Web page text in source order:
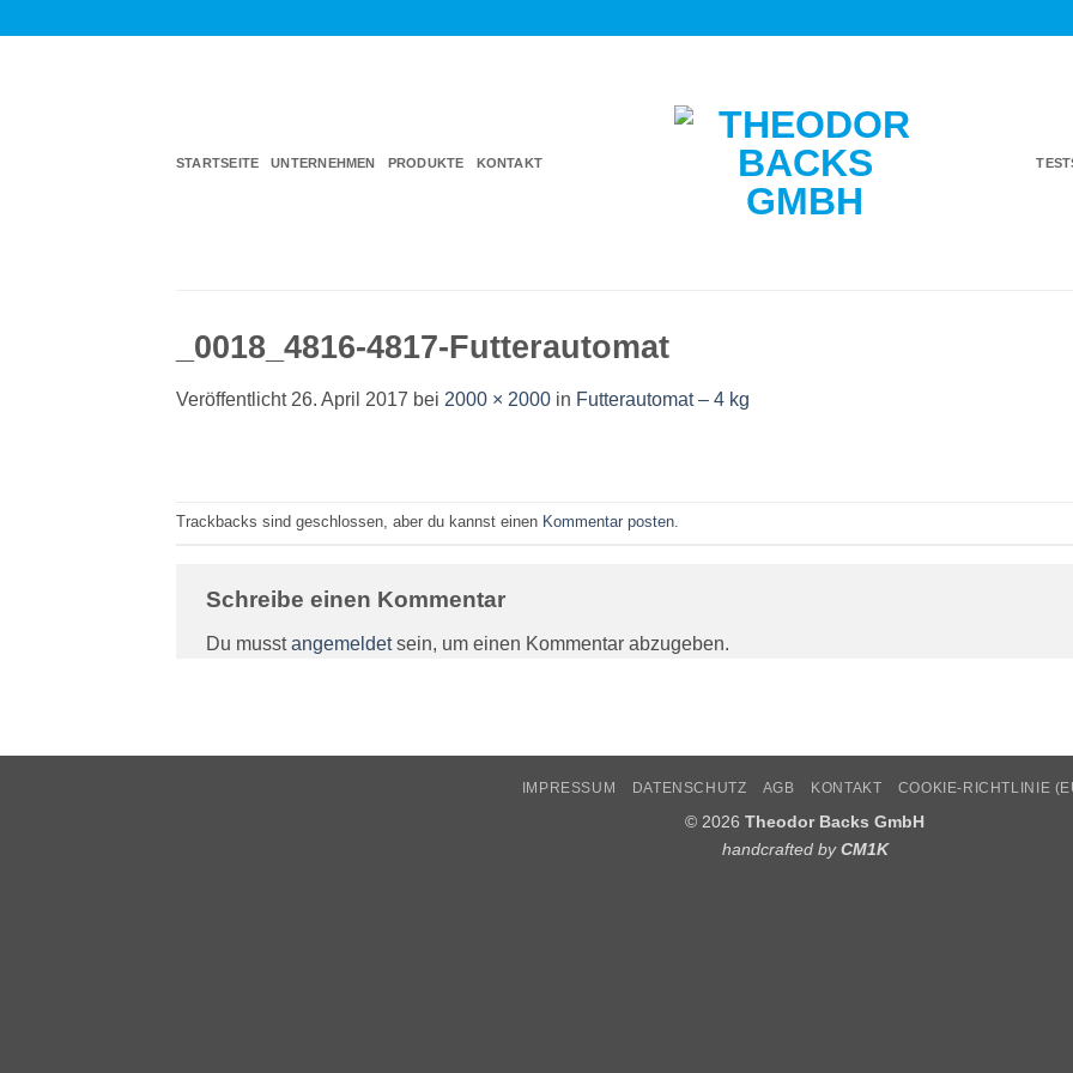
STARTSEITE UNTERNEHMEN PRODUKTE KONTAKT
_0018_4816-4817-Futterautomat
Veröffentlicht 26. April 2017 bei 2000 × 2000 in Futterautomat – 4 kg
Trackbacks sind geschlossen, aber du kannst einen Kommentar posten
Schreibe einen Kommentar
Du musstangemeldetsein, um einen Kommentar abzugeben.
IMPRESSUM DATENSCHUTZ AGB KONTAKT COOKIE-RICHTLINIE
© 2026 Theodor Backs GmbH
handcrafted byCM1K